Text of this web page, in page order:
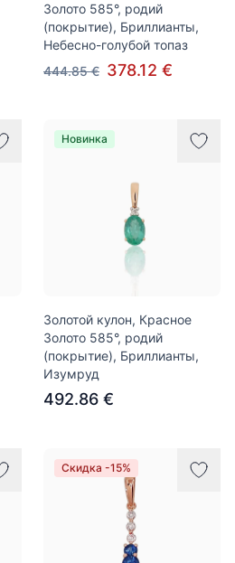
Золото 585°, родий
(покрытие), Бриллианты,
Небесно-голубой топаз
444.85 € 378.12 €
Новинка
Золотой кулон, Красное
Золото 585°, родий
(покрытие), Бриллианты,
Изумруд
492.86 €
Скидка -15%